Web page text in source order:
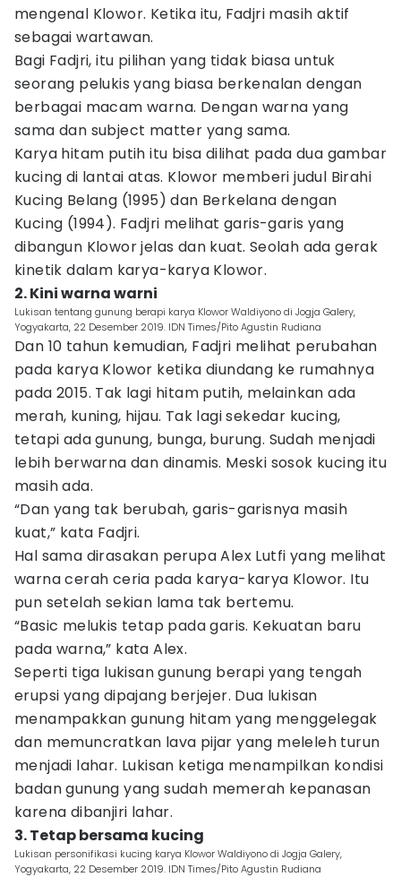
mengenal Klowor. Ketika itu, Fadjri masih aktif
sebagai wartawan.
Bagi Fadjri, itu pilihan yang tidak biasa untuk
seorang pelukis yang biasa berkenalan dengan
berbagai macam warna. Dengan warna yang
sama dan subject matter yang sama.
Karya hitam putih itu bisa dilihat pada dua gambar
kucing di lantai atas. Klowor memberi judul Birahi
Kucing Belang (1995) dan Berkelana dengan
Kucing (1994). Fadjri melihat garis-garis yang
dibangun Klowor jelas dan kuat. Seolah ada gerak
kinetik dalam karya-karya Klowor.
2. Kini warna warni
Lukisan tentang gunung berapi karya Klowor Waldiyono di Jogja Galery,
Yogyakarta, 22 Desember 2019. IDN Times/Pito Agustin Rudiana
Dan 10 tahun kemudian, Fadjri melihat perubahan
pada karya Klowor ketika diundang ke rumahnya
pada 2015. Tak lagi hitam putih, melainkan ada
merah, kuning, hijau. Tak lagi sekedar kucing,
tetapi ada gunung, bunga, burung. Sudah menjadi
lebih berwarna dan dinamis. Meski sosok kucing itu
masih ada.
“Dan yang tak berubah, garis-garisnya masih
kuat,” kata Fadjri.
Hal sama dirasakan perupa Alex Lutfi yang melihat
warna cerah ceria pada karya-karya Klowor. Itu
pun setelah sekian lama tak bertemu.
“Basic melukis tetap pada garis. Kekuatan baru
pada warna,” kata Alex.
Seperti tiga lukisan gunung berapi yang tengah
erupsi yang dipajang berjejer. Dua lukisan
menampakkan gunung hitam yang menggelegak
dan memuncratkan lava pijar yang meleleh turun
menjadi lahar. Lukisan ketiga menampilkan kondisi
badan gunung yang sudah memerah kepanasan
karena dibanjiri lahar.
3. Tetap bersama kucing
Lukisan personifikasi kucing karya Klowor Waldiyono di Jogja Galery,
Yogyakarta, 22 Desember 2019. IDN Times/Pito Agustin Rudiana